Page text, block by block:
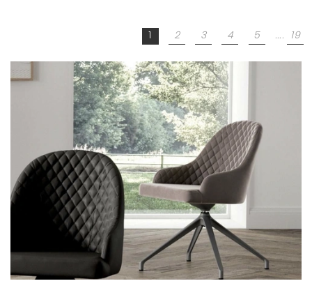
1 2 3 4 5 .... 19